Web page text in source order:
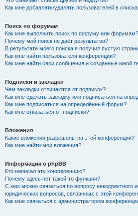
Как мне добавлять/удалять пользователей в
Поиск по форумам
Как мне выполнить поиск по форуму или форумам?
Почему мой поиск не даёт результатов?
В результате моего поиска я получил пустую
Как мне найти пользователя конференции?
Как мне найти свои сообщения и созданные мной
Подписки и закладки
Чем закладки отличаются от подписок?
Как мне сделать закладку или подписаться на
Как мне подписаться на определённый форум?
Как мне отказаться от подписки?
Вложения
Какие вложения разрешены на этой конференции?
Как мне найти мои вложения?
Информация о phpBB
Кто написал эту конференцию?
Почему здесь нет такой-то функции?
С кем можно связаться по вопросу некорректного
юридических вопросов, связанных с этой
Как мне связаться с администратором